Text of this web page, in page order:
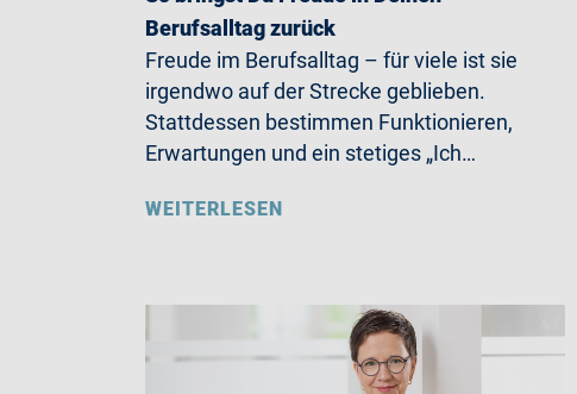
Berufsalltag zurück
Freude im Berufsalltag – für viele ist sie
irgendwo auf der Strecke geblieben.
Stattdessen bestimmen Funktionieren,
Erwartungen und ein stetiges „Ich…
WEITERLESEN